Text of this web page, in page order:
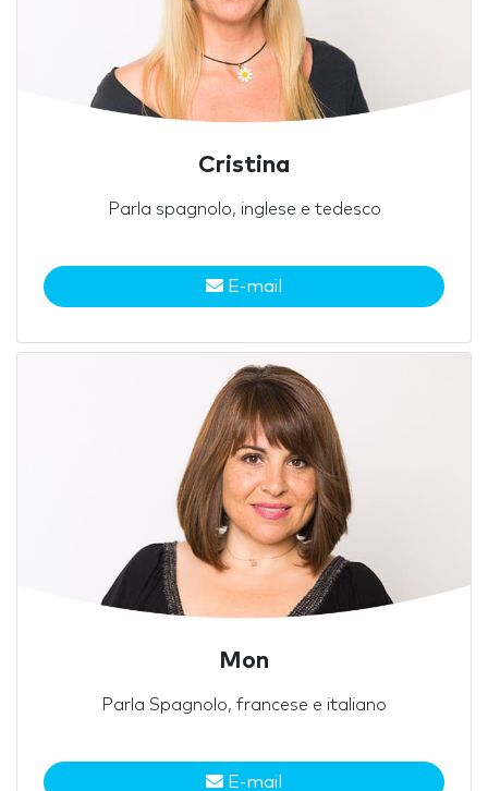
Cristina
Parla spagnolo, inglese e tedesco
E-mail
Mon
Parla Spagnolo, francese e italiano
E-mail